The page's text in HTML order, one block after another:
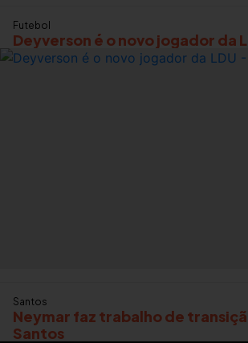
Futebol
Deyverson é o novo jogador da
Santos
Neymar faz trabalho de
Santos